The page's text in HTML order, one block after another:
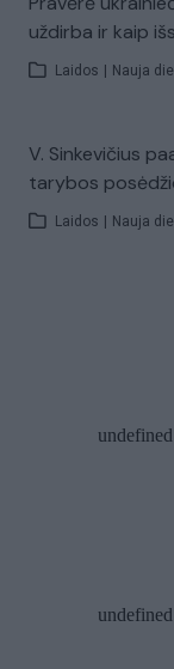
uždirba ir kaip
Laidos Nauja
V. Sinkevičius
tarybos
Laidos Nauja